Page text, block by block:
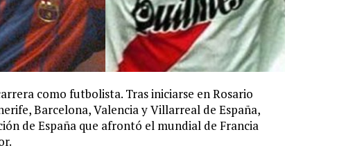
como futbolista. Tras iniciarse en Rosario
Barcelona, Valencia y Villarreal de España,
de España que afrontó el mundial de Francia